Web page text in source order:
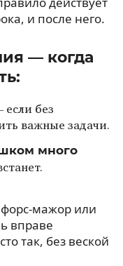
и после него.
— когда
без
важные задачи.
много
форс-мажор или
вправе
так, без веской